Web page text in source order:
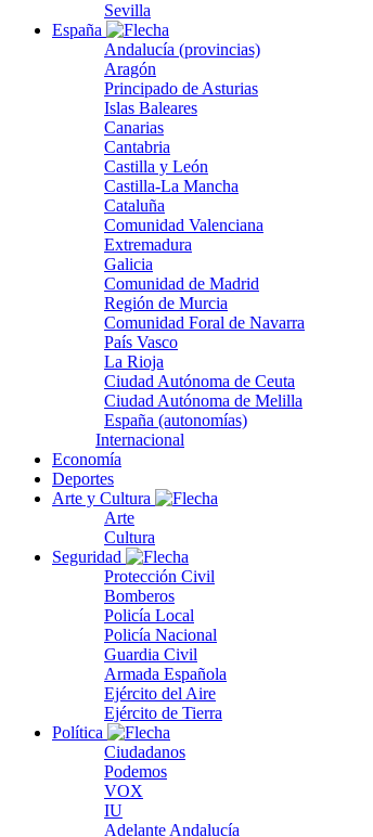
Sevilla
España
Andalucía (provincias)
Aragón
Principado de Asturias
Islas Baleares
Canarias
Cantabria
Castilla y León
Castilla-La Mancha
Cataluña
Comunidad Valenciana
Extremadura
Galicia
Comunidad de Madrid
Región de Murcia
Comunidad Foral de Navarra
País Vasco
La Rioja
Ciudad Autónoma de Ceuta
Ciudad Autónoma de Melilla
España (autonomías)
Internacional
Economía
Deportes
Arte y Cultura
Arte
Cultura
Seguridad
Protección Civil
Bomberos
Policía Local
Policía Nacional
Guardia Civil
Armada Española
Ejército del Aire
Ejército de Tierra
Política
Ciudadanos
Podemos
VOX
IU
Adelante Andalucía